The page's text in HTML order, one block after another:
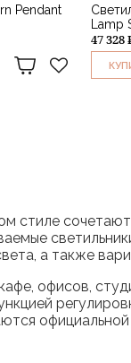
Pendant
Lamp
47 328
стиле
а также
офисов,
официальной